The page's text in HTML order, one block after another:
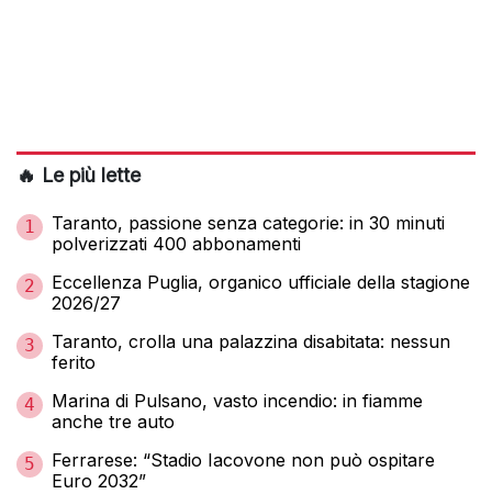
🔥 Le più lette
1
Taranto, passione senza categorie: in 30 minuti
polverizzati 400 abbonamenti
2
Eccellenza Puglia, organico ufficiale della stagione
2026/27
3
Taranto, crolla una palazzina disabitata: nessun
ferito
4
Marina di Pulsano, vasto incendio: in fiamme
anche tre auto
5
Ferrarese: “Stadio Iacovone non può ospitare
Euro 2032”